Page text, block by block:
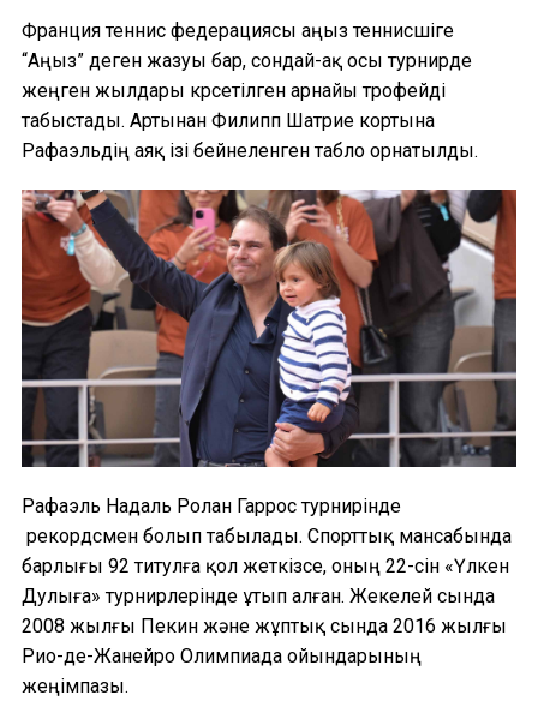
Франция теннис федерациясы аңыз теннисшіге
“Аңыз” деген жазуы бар, сондай-ақ осы турнирде
жеңген жылдары көрсетілген арнайы трофейді
табыстады. Артынан Филипп Шатрие кортына
Рафаэльдің аяқ ізі бейнеленген табло орнатылды.
Рафаэль Надаль Ролан Гаррос турнирінде
рекордсмен болып табылады. Спорттық мансабында
барлығы 92 титулға қол жеткізсе, оның 22-сін «Үлкен
Дулыға» турнирлерінде ұтып алған. Жекелей сында
2008 жылғы Пекин және жұптық сында 2016 жылғы
Рио-де-Жанейро Олимпиада ойындарының
жеңімпазы.